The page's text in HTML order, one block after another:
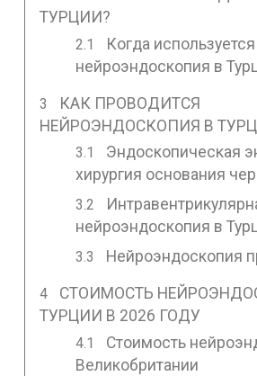
ТУРЦИИ?
Когда используется
нейроэндоскопия в
КАК ПРОВОДИТСЯ
НЕЙРОЭНДОСКОПИЯ В
Эндоскопическая
хирургия основания
нейроэндоскопия в
Нейроэндоскопия
СТОИМОСТЬ
ТУРЦИИ В 2026 ГОДУ
Стоимость
Великобритании